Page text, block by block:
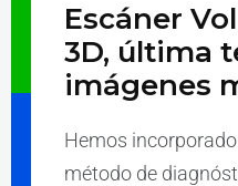
Escáner
3D, última
imágenes
Hemos
método de